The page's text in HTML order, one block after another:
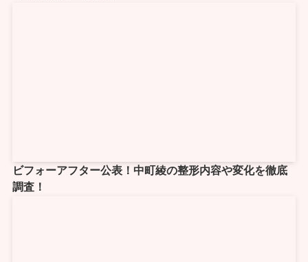
ビフォーアフター公表！中町綾の整形内容や変化を徹底
調査！